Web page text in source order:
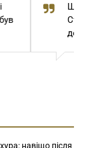
мене
навіщо після